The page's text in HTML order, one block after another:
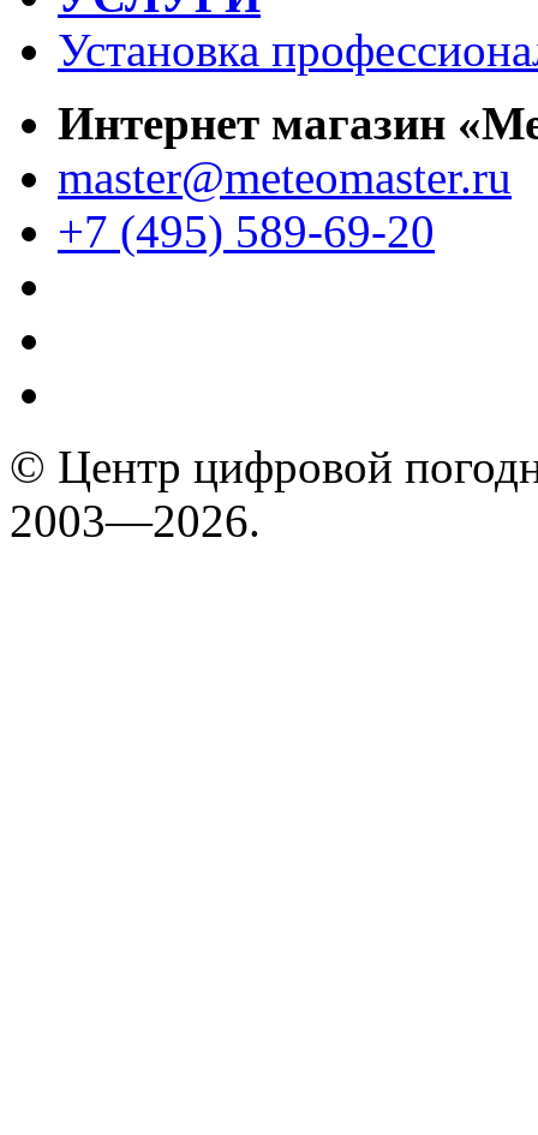
Установка
Интернет магазин
master@meteomaster.ru
+7 (495) 589-69-20
© Центр цифровой
2003—2026.